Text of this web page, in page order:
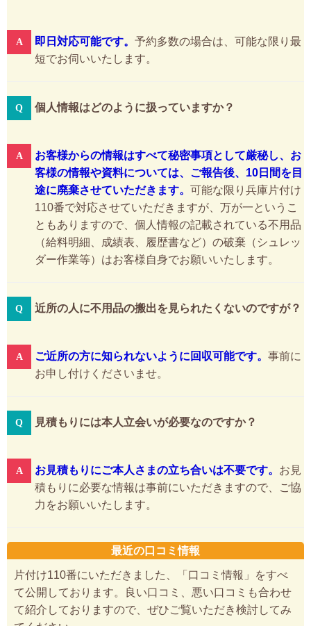
即日対応可能です。 予約多数の場合は、可能な限り最
短でお伺いいたします。
個人情報はどのように扱っていますか？
お客様からの情報はすべて秘密事項として厳秘し、お
客様の情報や資料については、ご報告後、10日間を目
途に廃棄させていただきます。 可能な限り兵庫片付け
110番で対応させていただきますが、万が一というこ
ともありますので、個人情報の記載されている不用品
（給料明細、成績表、履歴書など）の破棄（シュレッ
ダー作業等）はお客様自身でお願いいたします。
近所の人に不用品の搬出を見られたくないのですが？
ご近所の方に知られないように回収可能です。 事前に
お申し付けくださいませ。
見積もりには本人立会いが必要なのですか？
お見積もりにご本人さまの立ち合いは不要です。 お見
積もりに必要な情報は事前にいただきますので、ご協
力をお願いいたします。
最近の口コミ情報
片付け110番にいただきました、「口コミ情報」をすべ
て公開しております。良い口コミ、悪い口コミも合わせ
て紹介しておりますので、ぜひご覧いただき検討してみ